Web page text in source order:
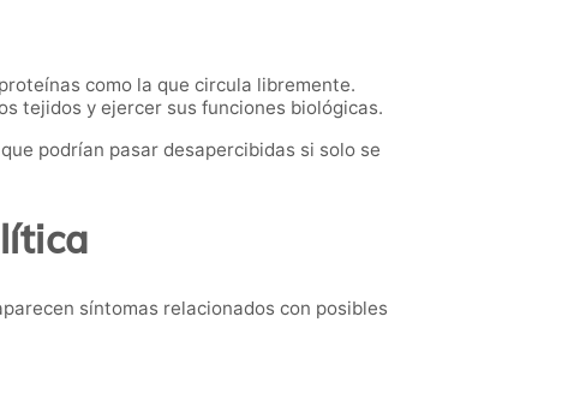
como la que circula libremente.
tejidos y ejercer sus funciones biológicas.
podrían pasar desapercibidas si solo se
síntomas relacionados con posibles